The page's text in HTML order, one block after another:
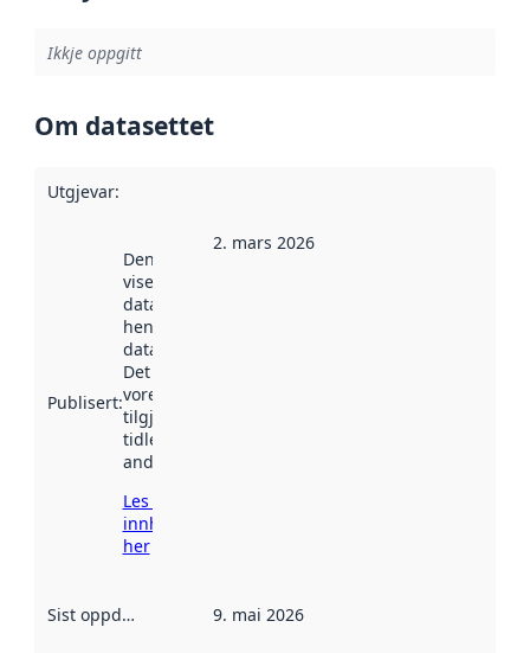
Ikkje oppgitt
Om datasettet
Utgjevar:
Publisert:
Denne datoen
viser når
datasettet vart
henta inn av
data.norge.no.
Det kan ha
vore
tilgjengeleg
tidlegare
andre stader.
Les meir om
innhenting
her
2. mars 2026
Sist oppdatert 9. mai 2026